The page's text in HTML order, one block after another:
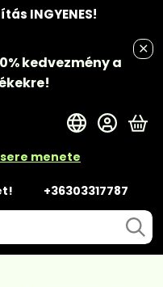
INGYENES!
kedvezménya
menete
+36303317787
A